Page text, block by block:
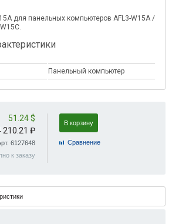
для панельных компьютеров AFL3-W15A /
Панельный компьютер
51.24 $
210.21 ₽
6127648
к заказу
В корзину
Cравнение